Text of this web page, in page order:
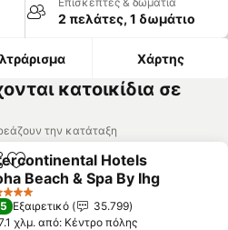
2 πελάτες, 1 δωμάτιο
Χάρτης
κατοικίδια σε
την κατάταξη
Προσθήκη στα αγαπημένα
Hotels
Beach & Spa By Ihg
τιμών
Εξαιρετικό
35.799
χλμ. από: Κέντρο πόλης